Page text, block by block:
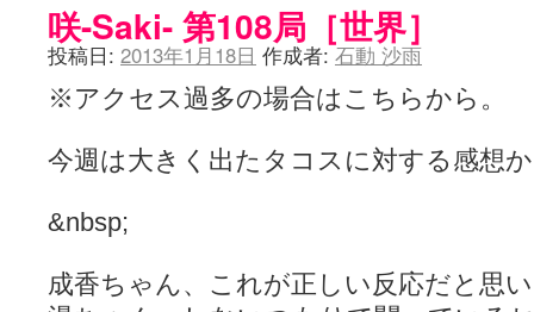
咲-Saki- 第108局［世界］
投稿日: 2013年1月18日 作成者: 石動 沙雨
※アクセス過多の場合はこちらから。
今週は大きく出たタコスに対する感想
&nbsp;
成香ちゃん、これが正しい反応だと思